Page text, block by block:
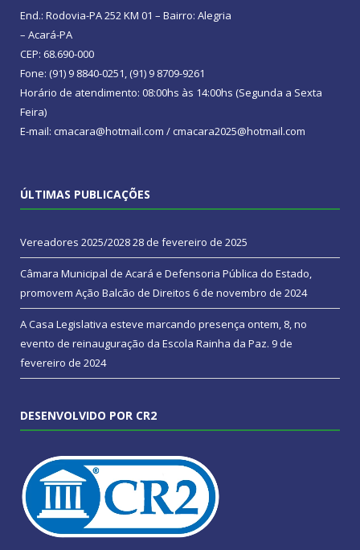
End.: Rodovia-PA 252 KM 01 – Bairro: Alegria
– Acará-PA
CEP: 68.690-000
Fone: (91) 9 8840-0251, (91) 9 8709-9261
Horário de atendimento: 08:00hs às 14:00hs (Segunda a Sexta
Feira)
E-mail: cmacara@hotmail.com / cmacara2025@hotmail.com
ÚLTIMAS PUBLICAÇÕES
Vereadores 2025/202828 de fevereiro de 2025
Câmara Municipal de Acará e Defensoria Pública do Estado,
promovem Ação Balcão de Direitos 6 de novembro de 2024
A Casa Legislativa esteve marcando presença ontem, 8, no
evento de reinauguração da Escola Rainha da Paz. 9 de
fevereiro de 2024
DESENVOLVIDO POR CR2